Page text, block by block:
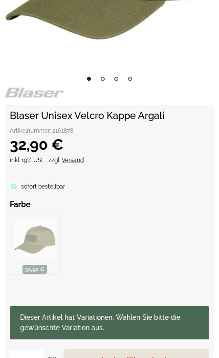
Blaser Unisex Velcro Kappe Argali
Artikelnummer: 2161878
32,90 €
inkl. 19% USt. , zzgl. Versand
sofort bestellbar
Farbe
32,90 €
xDieser Artikel hat Variationen. Wählen Sie bitte die
gewünschte Variation aus.